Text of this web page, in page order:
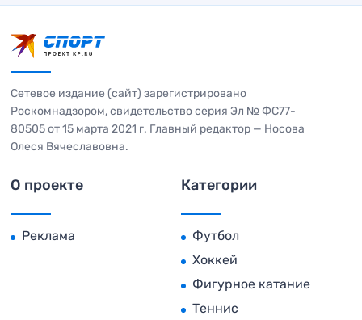
Сетевое издание (сайт) зарегистрировано
Роскомнадзором, свидетельство серия Эл № ФС77-
80505 от 15 марта 2021 г. Главный редактор — Носова
Олеся Вячеславовна.
О проекте
Реклама
Категории
Футбол
Хоккей
Фигурное катание
Теннис